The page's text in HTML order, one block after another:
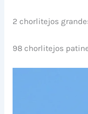
2 chorlitejos
98 chorlitejos